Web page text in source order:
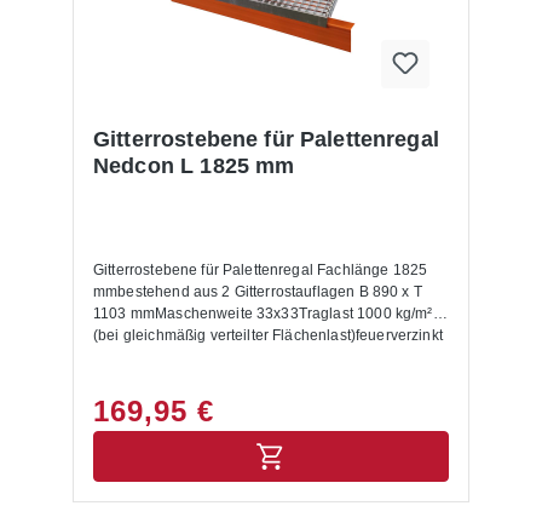
Gitterrostebene für Palettenregal
Nedcon L 1825 mm
Gitterrostebene für Palettenregal Fachlänge 1825
mmbestehend aus 2 Gitterrostauflagen B 890 x T
1103 mmMaschenweite 33x33Traglast 1000 kg/m²
(bei gleichmäßig verteilter Flächenlast)feuerverzinkt
169,95 €